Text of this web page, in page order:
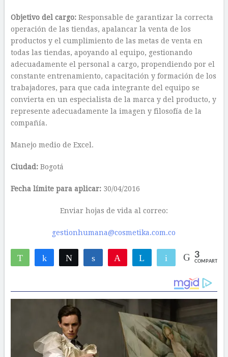
Objetivo del cargo:Responsable de garantizar la correcta
operación de las tiendas, apalancar la venta de los
productos y el cumplimiento de las metas de venta en
todas las tiendas, apoyando al equipo, gestionando
adecuadamente el personal a cargo, propendiendo por el
constante entrenamiento, capacitación y formación de los
trabajadores, para que cada integrante del equipo se
convierta en un especialista de la marca y del producto, y
represente adecuadamente la imagen y filosofía de la
compañía.
Manejo medio de Excel.
Ciudad:Bogotá
Fecha límite para aplicar: 30/04/2016
Enviar hojas de vida al correo:
gestionhumana@cosmetika.com.co
WhatsAppCompartirTwittear Compartir Telegram Email 3
COMPARTIR